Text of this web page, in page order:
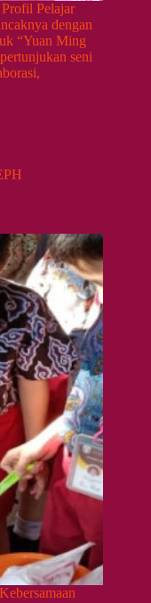
Profil Pelajar
dengan
“Yuan Ming
seni